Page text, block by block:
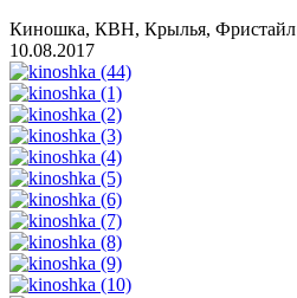
Киношка, КВН, Крылья, Фристайл
10.08.2017